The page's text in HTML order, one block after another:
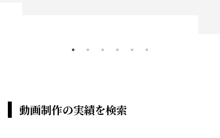
動画制作の実績を検索